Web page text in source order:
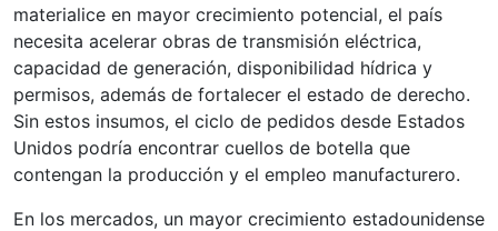
materialice en mayor crecimiento potencial, el país
necesita acelerar obras de transmisión eléctrica,
capacidad de generación, disponibilidad hídrica y
permisos, además de fortalecer el estado de derecho.
Sin estos insumos, el ciclo de pedidos desde Estados
Unidos podría encontrar cuellos de botella que
contengan la producción y el empleo manufacturero.
En los mercados, un mayor crecimiento estadounidense